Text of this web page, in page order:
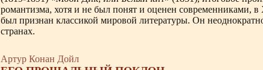
романтизма, хотя и не был понят и оценен современниками, в
был признан классикой мировой литературы. Он
странах.
Артур Конан Дойл